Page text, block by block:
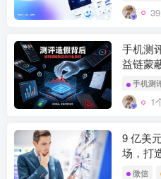
手机测
益链蒙
手机测
1
9 亿美
场，打
微信